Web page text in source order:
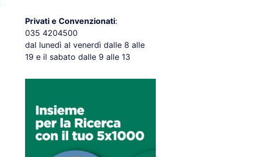
Privati e Convenzionati:
035 4204500
dal lunedì al venerdì dalle 8 alle
19 e il sabato dalle 9 alle 13